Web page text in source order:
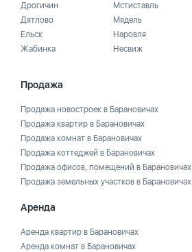
Дрогичин
Дятлово
Ельск
Жабинка
Мстиставль
Мядель
Наровля
Несвиж
Продажа
Продажа новостроек в Барановичах
Продажа квартир в Барановичах
Продажа комнат в Барановичах
Продажа коттеджей в Барановичах
Продажа офисов, помещений в Барановичах
Продажа земельных участков в Барановичах
Аренда
Аренда квартир в Барановичах
Аренда комнат в Барановичах